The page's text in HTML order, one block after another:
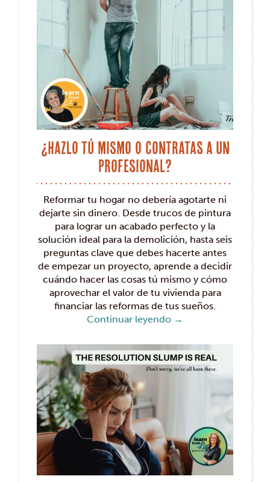
¿Hazlo tú mismo o contratas a un
profesional?
Reformar tu hogar no debería agotarte ni
dejarte sin dinero. Desde trucos de pintura
para lograr un acabado perfecto y la
solución ideal para la demolición, hasta seis
preguntas clave que debes hacerte antes
de empezar un proyecto, aprende a decidir
cuándo hacer las cosas tú mismo y cómo
aprovechar el valor de tu vivienda para
financiar las reformas de tus sueños.
Continuar leyendo →